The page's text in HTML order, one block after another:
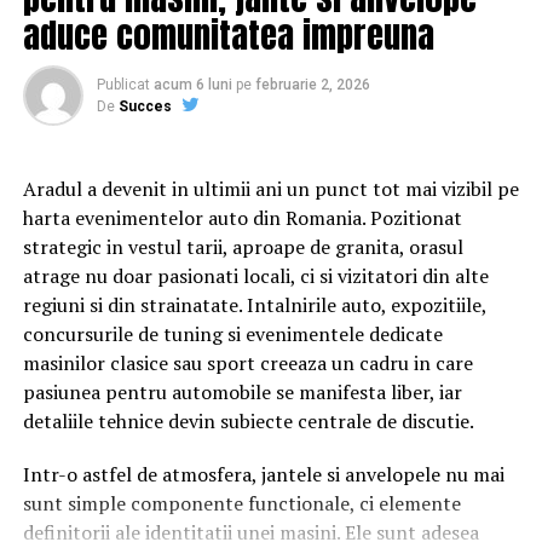
de publicații verificate din România pentru advertoriale,
comunicate de presă și campanii de vizibilitate online.
Despre SEO Digital S.R.L.
specializată în marketing de conținut și SEO, cu sediul în
Timișoara, județul Timiș. Operează platforma
seodigital.ro, agenția targetseo.ro și o rețea de publicații
online din domenii diverse, de la business și economie la
lifestyle și tehnologie.
personajele ajung să câștige o altă viziune despre
relațiile lor, lăsând deoparte presupunerile, orgoliile și
preconcepțiile, pentru a încerca să comunice mai bine
între ei.
Cu râs pe săturate, surprize și personaje pline de viață,
comedia independentă „În pielea mea”intră în
cinematografele din toată țara din 10 februarie.
Spectatorilor li s-a pregătit o surpriză pentru data de
12 februarie: o seară specială „Date Night” organizată în
mai multe cinematografe din rețeaua Cinema City unde
toți cei care cumpără un bilet la comedia „În pielea mea”
Până pe 23 februarie, toți spectatorii din țară care și-au
aduce comunitatea impreuna
Publicat acum 6 luni pe februarie 2, 2026
De Succes
Aradul a devenit in ultimii ani un punct tot mai vizibil pe
harta evenimentelor auto din Romania. Pozitionat
strategic in vestul tarii, aproape de granita, orasul
atrage nu doar pasionati locali, ci si vizitatori din alte
regiuni si din strainatate. Intalnirile auto, expozitiile,
concursurile de tuning si evenimentele dedicate
masinilor clasice sau sport creeaza un cadru in care
pasiunea pentru automobile se manifesta liber, iar
detaliile tehnice devin subiecte centrale de discutie.
Intr-o astfel de atmosfera, jantele si anvelopele nu mai
sunt simple componente functionale, ci elemente
definitorii ale identitatii unei masini. Ele sunt adesea